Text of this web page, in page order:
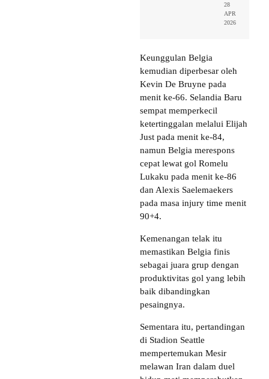
28
APR
2026
Keunggulan Belgia
kemudian diperbesar oleh
Kevin De Bruyne pada
menit ke-66. Selandia Baru
sempat memperkecil
ketertinggalan melalui Elijah
Just pada menit ke-84,
namun Belgia merespons
cepat lewat gol Romelu
Lukaku pada menit ke-86
dan Alexis Saelemaekers
pada masa injury time menit
90+4.
Kemenangan telak itu
memastikan Belgia finis
sebagai juara grup dengan
produktivitas gol yang lebih
baik dibandingkan
pesaingnya.
Sementara itu, pertandingan
di Stadion Seattle
mempertemukan Mesir
melawan Iran dalam duel